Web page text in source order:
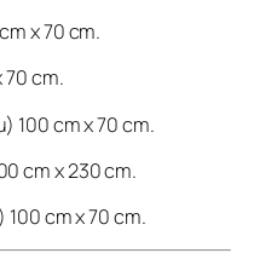
x 70 cm.
70 cm.
100 cm x 70 cm.
cm x 230 cm.
cm x 70 cm.